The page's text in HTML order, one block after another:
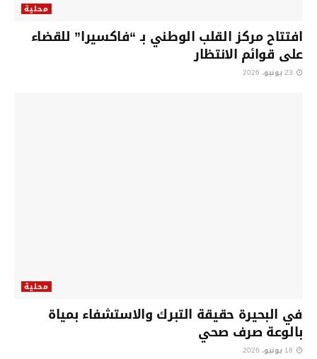
محلية
افتتاح مركز القلب الوطني بـ “فاكسيرا” للقضاء
على قوائم الانتظار
محلية
في البحيرة حقيقة التبرك والاستشفاء بمياة
بالوعة صرف صحي